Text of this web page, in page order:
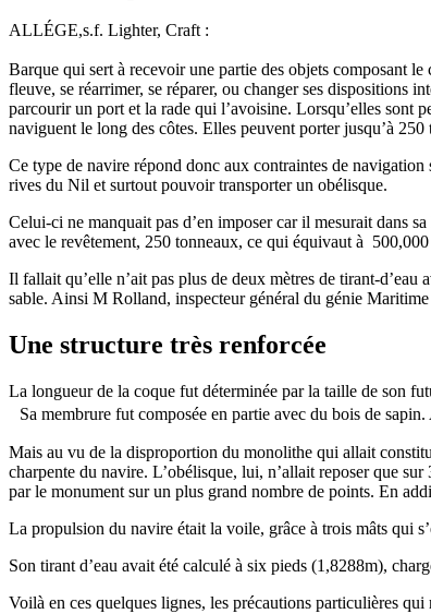
ALLÉGE,s.f. Lighter, Craft :
Barque qui sert à recevoir une partie des objets composant
fleuve, se réarrimer, se réparer, ou changer ses dispositions
parcourir un port et la rade qui l’avoisine. Lorsqu’elles sont
naviguent le long des côtes. Elles peuvent porter jusqu’à
Ce type de navire répond donc aux contraintes de navigation
rives du Nil et surtout pouvoir transporter un obélisque.
Celui-ci ne manquait pas d’en imposer car il mesurait dans
avec le revêtement, 250 tonneaux, ce qui équivaut à
Il fallait qu’elle n’ait pas plus de deux mètres de tirant-
sable. Ainsi M Rolland, inspecteur général du génie Maritime
Une structure très renforcée
La longueur de la coque fut déterminée par la taille de son
Sa membrure fut composée en partie avec du bois de
Mais au vu de la disproportion du monolithe qui allait
charpente du navire. L’obélisque, lui, n’allait reposer que
par le monument sur un plus grand nombre de points. En
La propulsion du navire était la voile, grâce à trois mâts qui
Son tirant d’eau avait été calculé à six pieds (1,8288m),
Voilà en ces quelques lignes, les précautions particulières